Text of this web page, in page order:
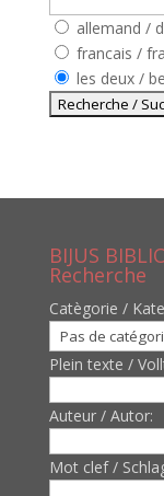
allemand /
francais /
les deux /
BIJUS
Recherche
Catègorie /
Plein texte /
Auteur / Autor:
Mot clef /